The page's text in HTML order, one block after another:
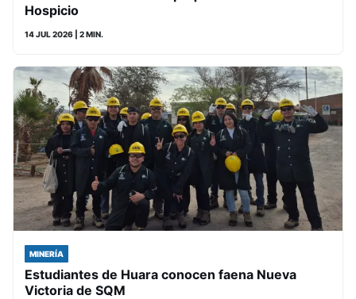
Hospicio
14 JUL 2026 | 2 MIN.
MINERÍA
Estudiantes de Huara conocen faena Nueva
Victoria de SQM